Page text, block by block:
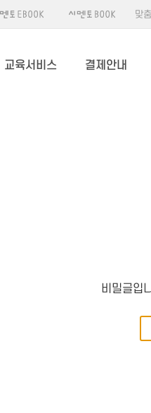
맞
교육서비스 결제안내
비밀글입